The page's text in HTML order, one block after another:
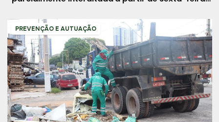
PREVENÇÃO E AUTUAÇÃO